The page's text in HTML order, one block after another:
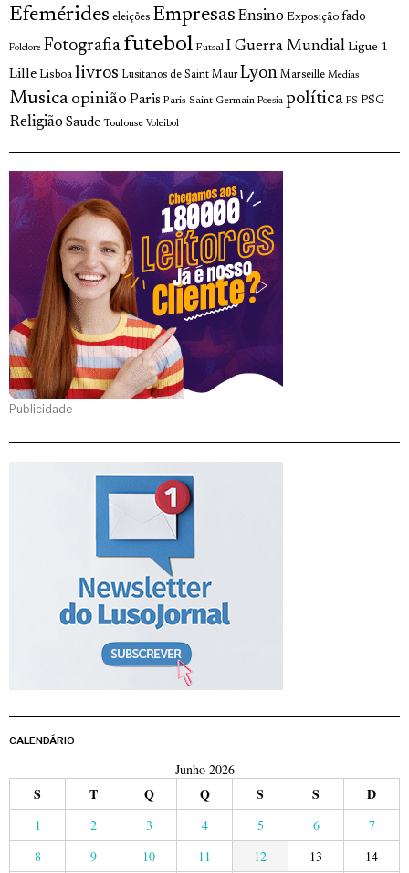
Efemérides eleições Empresas Ensino Exposição fado
Folclore Fotografia futebol Futsal I Guerra Mundial Ligue 1
Lille Lisboa livros Lusitanos de Saint Maur Lyon Marseille Medias
Musica opinião Paris Paris Saint Germain Poesia política PS PSG
Religião Saude Toulouse Voleibol
Publicidade
CALENDÁRIO
Junho 2026
S T Q Q S S D
1 2 3 4 5 6
7
8
9 10 11 12 13 14